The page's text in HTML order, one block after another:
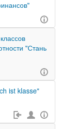
"Стань
ist klasse"